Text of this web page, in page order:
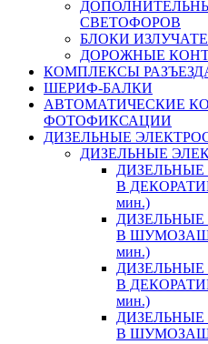
СВЕТОФОРОВ
БЛОКИ
ДОРОЖНЫЕ
КОМПЛЕКСЫ
ШЕРИФ-БАЛКИ
АВТОМАТИЧЕСКИЕ
ФОТОФИКСАЦИИ
ДИЗЕЛЬНЫЕ
ДИЗЕЛЬНЫЕ
ДИЗЕЛЬНЫЕ
В
мин.)
ДИЗЕЛЬНЫЕ
В
мин.)
ДИЗЕЛЬНЫЕ
В
мин.)
ДИЗЕЛЬНЫЕ
В